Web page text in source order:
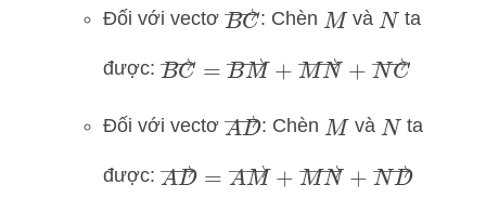
Đối với vectơ BC→
: Chèn M và N ta
được: BC→=BM→ +MN → +NC
Đối với vectơ AD→
: Chèn M và Nta
được: AD→=AM→ +MN→ +ND